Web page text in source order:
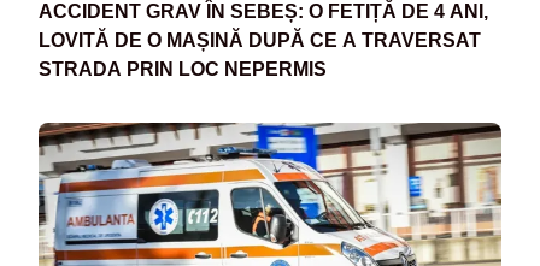
ACCIDENT GRAV ÎN SEBEȘ: O FETIȚĂ DE 4 ANI,
LOVITĂ DE O MAȘINĂ DUPĂ CE A TRAVERSAT
STRADA PRIN LOC NEPERMIS